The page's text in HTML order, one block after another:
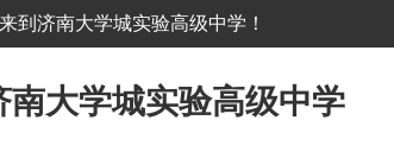
到济南大学城实验高级中学！
南大学城实验高级中学